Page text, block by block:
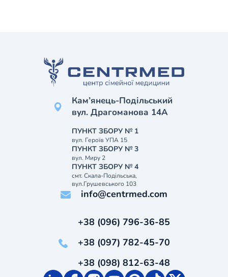
Кам’янець-Подільський
вул. Драгоманова 14А
ПУНКТ ЗБОРУ № 1
вул. Героїв УПА 15
ПУНКТ ЗБОРУ № 3
вул. Миру 2
ПУНКТ ЗБОРУ № 4
смт. Скала-Подільська,
вул.Грушевського 103
info@centrmed.com
+38 (096) 796-36-85
+38 (097) 782-45-70
+38 (098) 812-63-48